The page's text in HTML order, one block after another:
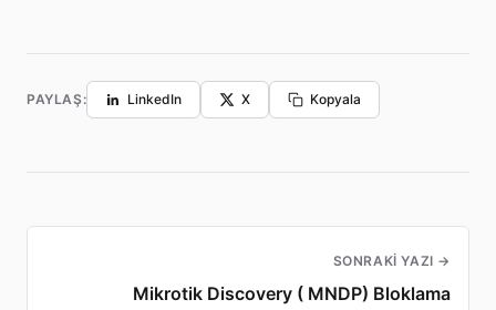
PAYLAŞ: LinkedIn X Kopyala
SONRAKI YAZI →
Mikrotik Discovery ( MNDP) Bloklama